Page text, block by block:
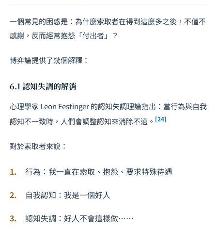
一個常見的困惑是：為什麼索取者在得到這麼多之後，不僅不
感謝，反而經常抱怨「付出者」？
博弈論提供了幾個解釋：
6.1 認知失調的解消
心理學家 Leon Festinger 的認知失調理論指出：當行為與自我
認知不一致時，人們會調整認知來消除不適。 [24]
對於索取者來說：
行為：我一直在索取、抱怨、要求特殊待遇
自我認知：我是一個好人
認知失調：好人不會這樣做……